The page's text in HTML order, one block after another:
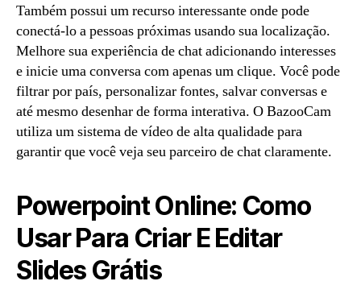
Também possui um recurso interessante onde pode
conectá-lo a pessoas próximas usando sua localização.
Melhore sua experiência de chat adicionando interesses
e inicie uma conversa com apenas um clique. Você pode
filtrar por país, personalizar fontes, salvar conversas e
até mesmo desenhar de forma interativa. O BazooCam
utiliza um sistema de vídeo de alta qualidade para
garantir que você veja seu parceiro de chat claramente.
Powerpoint Online: Como
Usar Para Criar E Editar
Slides Grátis